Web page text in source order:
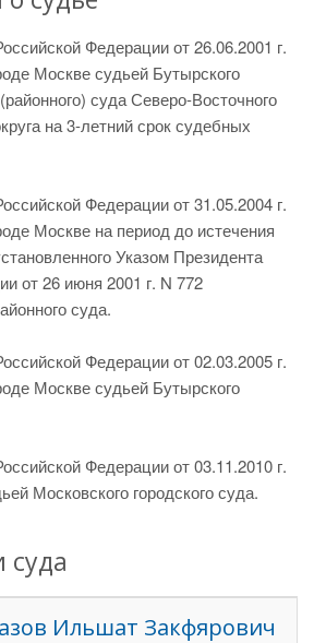
Федерации от 26.06.2001 г.
Москве судьей Бутырского
суда Северо-Восточного
на 3-летний срок судебных
Федерации от 31.05.2004 г.
Москве на период до истечения
Указом Президента
от 26 июня 2001 г. N 772
суда.
Федерации от 02.03.2005 г.
Москве судьей Бутырского
Федерации от 03.11.2010 г.
Московского городского суда.
суда
Ильшат Закфярович